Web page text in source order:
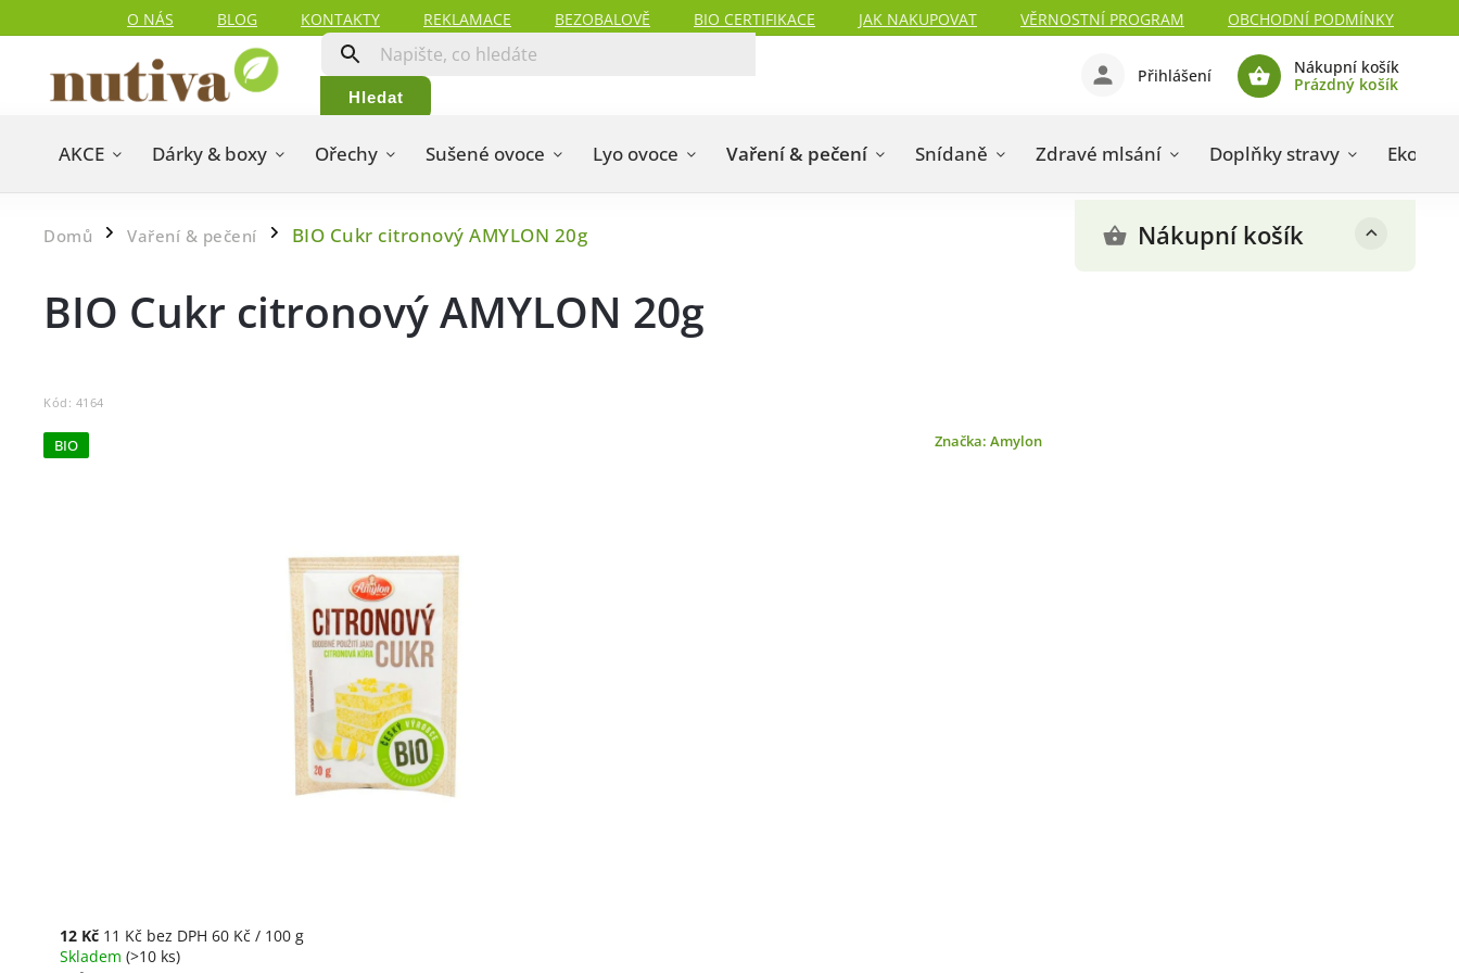
O NÁS BLOG KONTAKTY REKLAMACE BEZOBALOVĚ BIO CERTIFIKACE JAK NAKUPOVAT VĚRNOSTNÍ PROGRAM OBCHODNÍ PODMÍNKY
Hledat
Nákupní košík
Prázdný košík
Přihlášení
AKCE Dárky & boxy Ořechy Sušené ovoce Lyo ovoce Vaření & pečení Snídaně Zdravé mlsání Doplňky stravy Eko
Domů / Vaření & pečení / BIO Cukr citronový AMYLON 20g Nákupní košík
BIO Cukr citronový AMYLON 20g
Kód: 4164
BIO Značka: Amylon
12 Kč 11 Kč bez DPH 60 Kč / 100 g
Skladem (>10 ks)